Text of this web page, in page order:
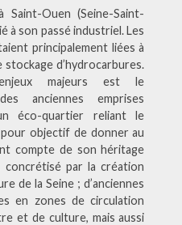
Ouen (Seine-Saint-
à son passé industriel. Les
principalement liées à
d’hydrocarbures.
majeurs est le
anciennes emprises
éco-quartier reliant le
objectif de donner au
compte de son héritage
concrétisé par la création
de la Seine ; d’anciennes
en zones de circulation
et de culture, mais aussi